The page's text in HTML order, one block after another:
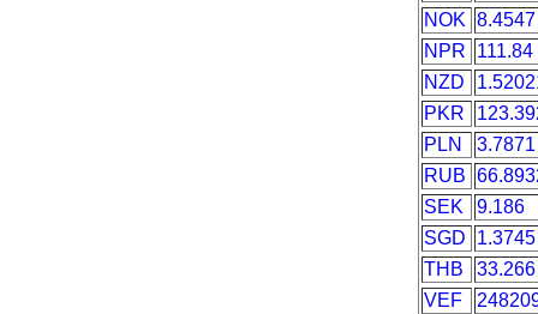
NOK 8.4547
NPR
111.84
NZD
PKR
PLN
3.7871
RUB
SEK
9.186
SGD
1.3745
THB
33.266
VEF